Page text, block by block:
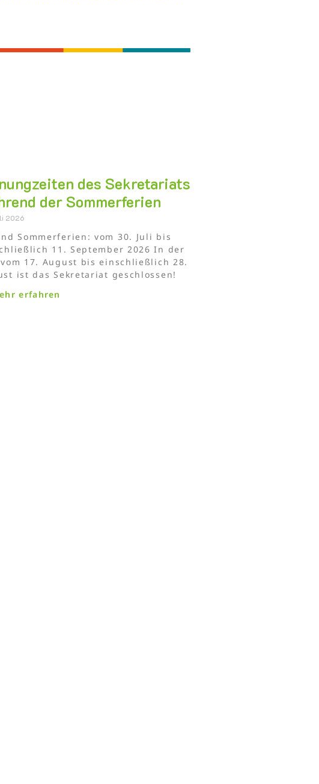
des Sekretariats
der Sommerferien
2026
Sommerferien: vom 30. Juli bis
11. September 2026 In der
17. August bis einschließlich 28.
ist das Sekretariat geschlossen!
erfahren